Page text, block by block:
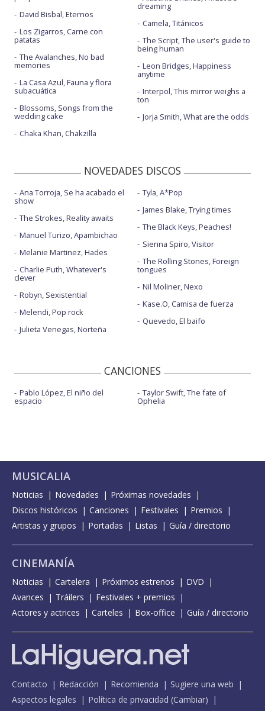
Step into my life
What's your pleasure?
What's your pleasure? - dance video
David Bisbal, Eternos
Los Zigarros, Carne con
patatas
The Avalanches, No bad
memories
La Casa Azul, Fauna y flora
subacuática
Blossoms, Songs from the
wedding cake
Chaka Khan, Chakzilla
dreaming
Camela, Titánicos
The Script, The user's guide to
being human
Leon Bridges, Happiness
anytime
Interpol, This mirror weighs a
ton
Jorja Smith, What are the odds
NOVEDADES DISCOS
Ana Torroja, Se ha acabado el
show
The Strokes, Reality awaits
Manuel Turizo, Apambichao
Melanie Martinez, Hades
Charlie Puth, Whatever's
clever
Robyn, Sexistential
Melendi, Pop rock
Julieta Venegas, Norteña
Tyla, A*Pop
James Blake, Trying times
The Black Keys, Peaches!
Sienna Spiro, Visitor
The Rolling Stones, Foreign
tongues
Nil Moliner, Nexo
Kase.O, Camisa de fuerza
Quevedo, El baifo
CANCIONES
Pablo López, El niño del
espacio
Taylor Swift, The fate of
Ophelia
MUSICALIA
Noticias Novedades
Próximas novedades
Discos históricos
Canciones Festivales
Premios
Artistas y grupos
Portadas Listas Guía / directorio
CINEMANÍA
Noticias Cartelera Próximos estrenos
DVD
Avances
Tráilers
Festivales + premios
Actores y actrices
Carteles Box-office Guía / directorio
Contacto Redacción Recomienda
Sugiere una web
Aspectos legales
Política de privacidad (Cambiar)